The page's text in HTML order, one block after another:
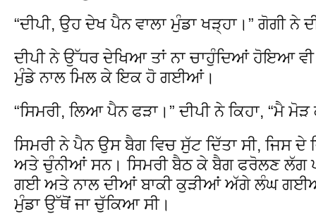
“ਦੀਪੀ, ਉਹ ਦੇਖ ਪੈਨ ਵਾਲਾ ਮੁੰਡਾ ਖੜ੍ਹਾ।” ਗੋਗੀ ਨੇ
ਦੀਪੀ ਨੇ ਉੱਧਰ ਦੇਖਿਆ ਤਾਂ ਨਾ ਚਾਹੁੰਦਿਆਂ ਹੋਇਆ ਵੀ
ਮੁੰਡੇ ਨਾਲ ਮਿਲ ਕੇ ਇਕ ਹੋ ਗਈਆਂ।
“ਸਿਮਰੀ, ਲਿਆ ਪੈਨ ਫੜਾ।” ਦੀਪੀ ਨੇ ਕਿਹਾ, “ਮੈ
ਸਿਮਰੀ ਨੇ ਪੈਨ ਉਸ ਬੈਗ ਵਿਚ ਸੁੱਟ ਦਿੱਤਾ ਸੀ, ਜਿਸ
ਅਤੇ ਚੁੰਨੀਆਂ ਸਨ। ਸਿਮਰੀ ਬੈਠ ਕੇ ਬੈਗ ਫਰੋਲਣ ਲੱਗ
ਗਈ ਅਤੇ ਨਾਲ ਦੀਆਂ ਬਾਕੀ ਕੁੜੀਆਂ ਅੱਗੇ ਲੰਘ
ਮੁੰਡਾ ਉੱਥੋਂ ਜਾ ਚੁੱਕਿਆ ਸੀ।